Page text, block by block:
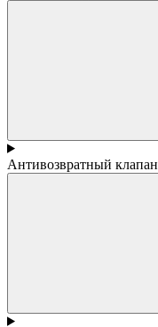
Антивозвратный клапан